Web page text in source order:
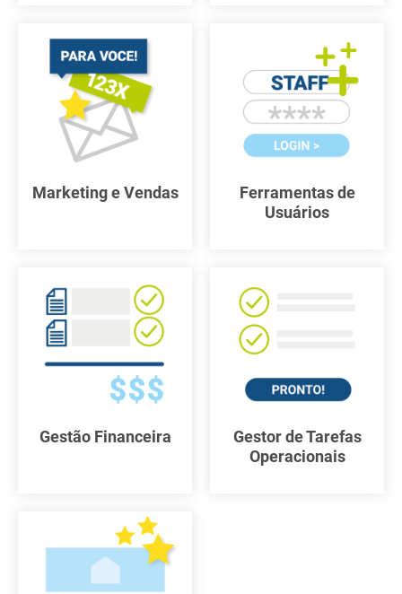
Marketing e Vendas
Ferramentas de
Usuários
Gestão Financeira
Gestor de Tarefas
Operacionais